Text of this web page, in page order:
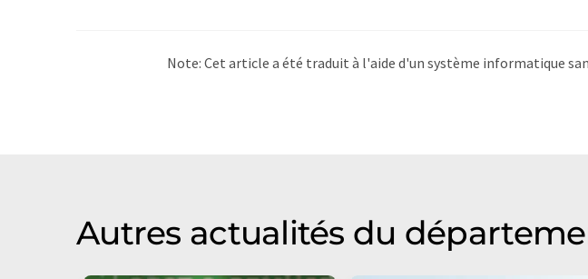
Note: Cet article a été traduit à l'aide d'un système informatique
Autres actualités du